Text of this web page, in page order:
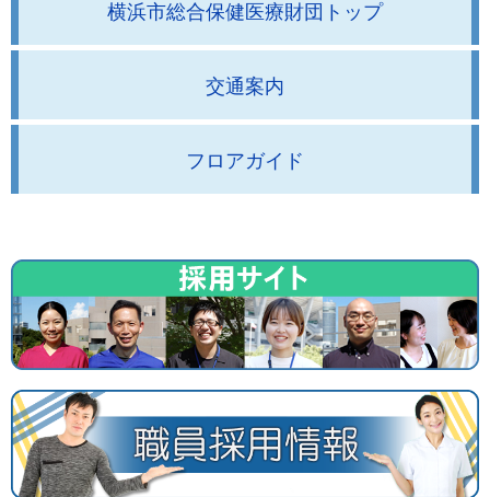
横浜市総合保健医療財団トップ
交通案内
フロアガイド